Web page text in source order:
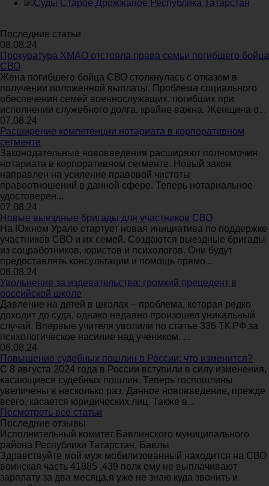
Суды Старое Дрожжаное Республика Татарстан
Последние статьи
08.08.24
Прокуратура ХМАО отстояла права семьи погибшего бойца
СВО
Жена погибшего бойца СВО столкнулась с отказом в
получении положенной выплаты. Проблема социального
обеспечения семей военнослужащих, погибших при
исполнении служебного долга, крайне важна. Женщина о...
07.08.24
Расширение компетенции нотариата в корпоративном
сегменте
Законодательные нововведения расширяют полномочия
нотариата в корпоративном сегменте. Новый закон
направлен на усиление правовой чистоты
правоотношений в данной сфере. Теперь нотариальное
удостоверен...
07.08.24
Новые выездные бригады для участников СВО
На Южном Урале стартует новая инициатива по поддержке
участников СВО и их семей. Создаются выездные бригады
из соцработников, юристов и психологов. Они будут
предоставлять консультации и помощь прямо...
06.08.24
Увольнение за издевательства: громкий прецедент в
российской школе
Давление на детей в школах – проблема, которая редко
доходит до суда, однако недавно произошел уникальный
случай. Впервые учителя уволили по статье 336 ТК РФ за
психологическое насилие над учеником. ...
06.08.24
Повышение судебных пошлин в России: что изменится?
С 8 августа 2024 года в России вступили в силу изменения,
касающиеся судебных пошлин. Теперь госпошлины
увеличены в несколько раз. Данное нововведение, прежде
всего, касается юридических лиц. Также в...
Посмотреть все статьи
Последние отзывы
Исполнительный комитет Бавлинского муниципального
района Республики Татарстан, Бавлы
Здравствуйте мой муж мобилизованный находится на СВО
воинская часть 41885 ,439 полк ему не выплачивают
зарплату за два месяца,я уже не знаю куда звонить и